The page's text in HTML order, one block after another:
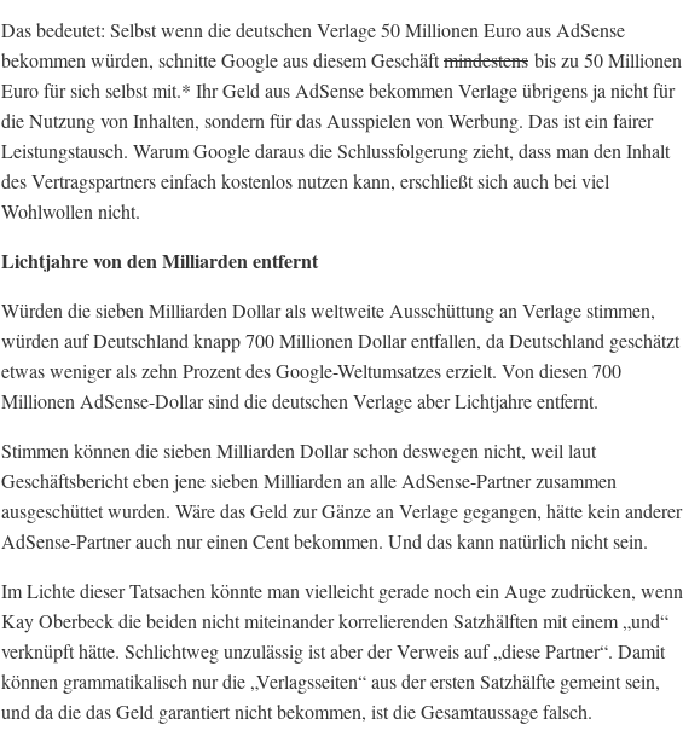
Das bedeutet: Selbst wenn die deutschen Verlage 50 Millionen Euro aus AdSense
bekommen würden, schnitte Google aus diesem Geschäftmindestens bis zu 50 Millionen
Euro für sich selbst mit.* Ihr Geld aus AdSense bekommen Verlage übrigens ja nicht für
die Nutzung von Inhalten, sondern für das Ausspielen von Werbung. Das ist ein fairer
Leistungstausch. Warum Google daraus die Schlussfolgerung zieht, dass man den Inhalt
des Vertragspartners einfach kostenlos nutzen kann, erschließt sich auch bei viel
Wohlwollen nicht.
Lichtjahre von den Milliarden entfernt
Würden die sieben Milliarden Dollar als weltweite Ausschüttung an Verlage stimmen,
würden auf Deutschland knapp 700 Millionen Dollar entfallen, da Deutschland geschätzt
etwas weniger als zehn Prozent des Google-Weltumsatzes erzielt. Von diesen 700
Millionen AdSense-Dollar sind die deutschen Verlage aber Lichtjahre entfernt.
Stimmen können die sieben Milliarden Dollar schon deswegen nicht, weil laut
Geschäftsbericht eben jene sieben Milliarden an alle AdSense-Partner zusammen
ausgeschüttet wurden. Wäre das Geld zur Gänze an Verlage gegangen, hätte kein anderer
AdSense-Partner auch nur einen Cent bekommen. Und das kann natürlich nicht sein.
Im Lichte dieser Tatsachen könnte man vielleicht gerade noch ein Auge zudrücken, wenn
Kay Oberbeck die beiden nicht miteinander korrelierenden Satzhälften mit einem „und“
verknüpft hätte. Schlichtweg unzulässig ist aber der Verweis auf „diese Partner“. Damit
können grammatikalisch nur die „Verlagsseiten“ aus der ersten Satzhälfte gemeint sein,
und da die das Geld garantiert nicht bekommen, ist die Gesamtaussage falsch.